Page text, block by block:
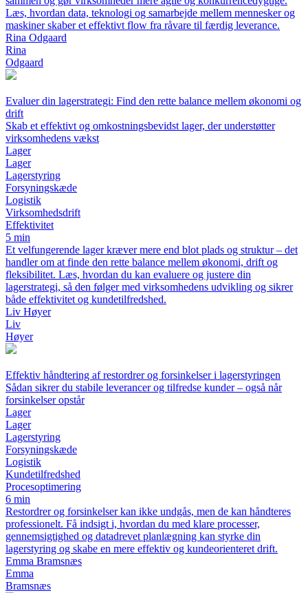
Læs, hvordan data, teknologi og samarbejde mellem mennesker og
maskiner skaber et effektivt flow fra råvare til færdig leverance.
Rina Odgaard
Rina
Odgaard
Evaluer din lagerstrategi: Find den rette balance mellem økonomi og
drift
Skab et effektivt og omkostningsbevidst lager, der understøtter
virksomhedens vækst
Lager
Lager
Lagerstyring
Forsyningskæde
Logistik
Virksomhedsdrift
Effektivitet
5 min
Et velfungerende lager kræver mere end blot plads og struktur – det
handler om at finde den rette balance mellem økonomi, drift og
fleksibilitet. Læs, hvordan du kan evaluere og justere din
lagerstrategi, så den følger med virksomhedens udvikling og sikrer
både effektivitet og kundetilfredshed.
Liv Høyer
Liv
Høyer
Effektiv håndtering af restordrer og forsinkelser i lagerstyringen
Sådan sikrer du stabile leverancer og tilfredse kunder – også når
forsinkelser opstår
Lager
Lager
Lagerstyring
Forsyningskæde
Logistik
Kundetilfredshed
Procesoptimering
6 min
Restordrer og forsinkelser kan ikke undgås, men de kan håndteres
professionelt. Få indsigt i, hvordan du med klare processer,
gennemsigtighed og datadrevet planlægning kan styrke din
lagerstyring og skabe en mere effektiv og kundeorienteret drift.
Emma Bramsnæs
Emma
Bramsnæs